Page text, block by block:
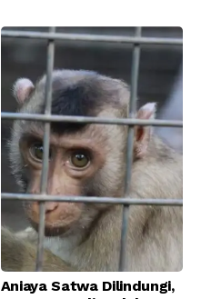
Aniaya Satwa Dilindungi,